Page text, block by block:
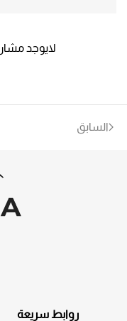
لايوجد
السابق
روابط سريعة